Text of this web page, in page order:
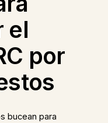
el
por
bucean para